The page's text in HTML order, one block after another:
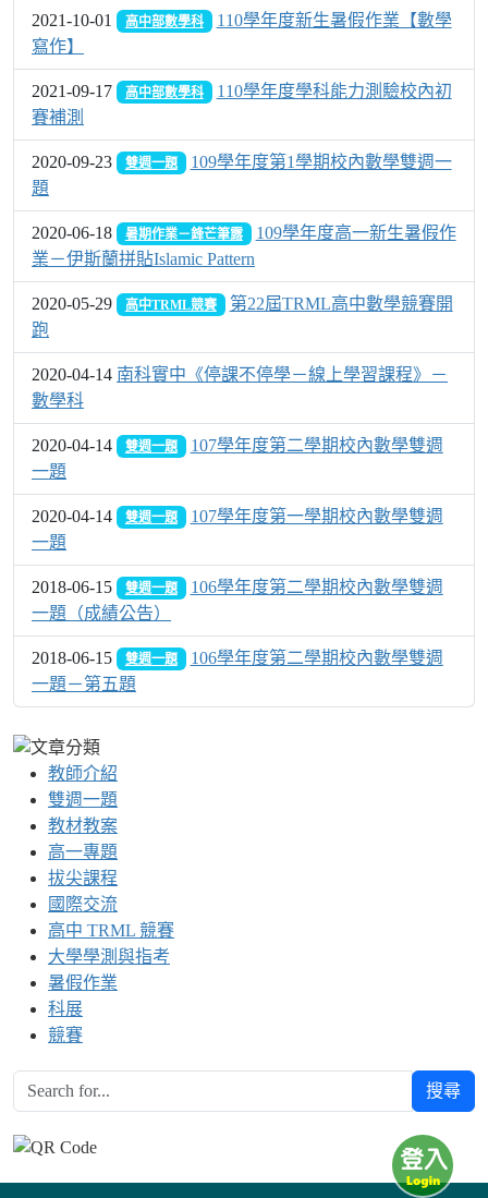
2021-10-01 高中部數學科
110學年度新生暑假作業【數學
寫作】
2021-09-17 高中部數學科
110學年度學科能力測驗校內初
賽補測
2020-09-23 雙週一題
109學年度第1學期校內數學雙週一
題
2020-06-18 暑期作業－鋒芒筆露
109學年度高一新生暑假作
業－伊斯蘭拼貼Islamic Pattern
2020-05-29 高中TRML競賽
第22屆TRML高中數學競賽開
跑
2020-04-14 南科實中《停課不停學－線上學習課程》－
數學科
2020-04-14 雙週一題
107學年度第二學期校內數學雙週
一題
2020-04-14 雙週一題
107學年度第一學期校內數學雙週
一題
2018-06-15 雙週一題
106學年度第二學期校內數學雙週
一題（成績公告）
2018-06-15 雙週一題
106學年度第二學期校內數學雙週
一題－第五題
教師介紹
雙週一題
教材教案
高一專題
拔尖課程
國際交流
高中 TRML 競賽
大學學測與指考
暑假作業
科展
競賽
搜尋